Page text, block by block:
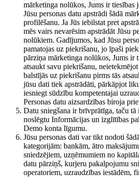
mārketinga nolūkos, Jums ir tiesības
Jūsu personas datu apstrādi šādā
profilēšanu. Ja Jūs iebilstat pret
mēs vairs nevarēsim apstrādāt Jūsu
nolūkiem. Gadījumos, kad Jūsu
pamatojas uz piekrišanu, jo īpaši
pārziņa mārketinga nolūkos, Jums ir
atsaukt savu piekrišanu,
balstījās uz piekrišanu pirms tās
jūsu dati tiek apstrādāti, pārkāpjot
iesniegt sūdzību kompetentajai
Personas datu aizsardzības biroja
Datu sniegšana ir brīvprātīga, taču tā
noslēgtu Informācijas un izglītības
Demo konta līgumu.
Jūsu personas dati var tikt nodoti
kategorijām: bankām, ātro
sniedzējiem, uzņēmumiem no
datu pārziņš, kurjeru pakalpojumu
operatoriem, uzraudzības iestādēm,